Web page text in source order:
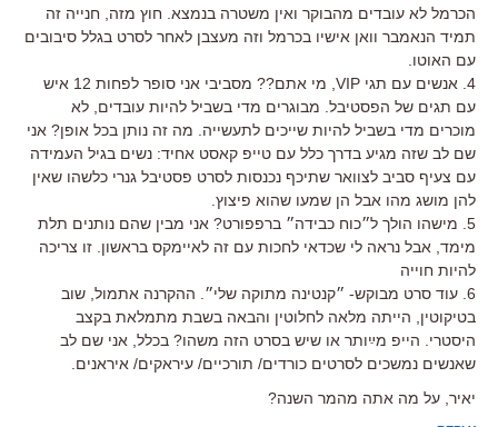
הכרמל לא עובדים מהבוקר ואין משטרה בנמצא. חוץ מזה, חנייה זה
תמיד הנאמבר וואן אישיו בכרמל וזה מעצבן לאחר לסרט בגלל סיבובים
עם האוטו.
4. אנשים עם תגי VIP, מי אתם?? מסביבי אני סופר לפחות 12 איש
עם תגים של הפסטיבל. מבוגרים מדי בשביל להיות עובדים, לא
מוכרים מדי בשביל להיות שייכים לתעשייה. מה זה נותן בכל אופן? אני
שם לב שזה מגיע בדרך כלל עם טייפ קאסט אחיד: נשים בגיל העמידה
עם צעיף סביב לצוואר שתיכף נכנסות לסרט פסטיבל גנרי כלשהו שאין
להן מושג מהו אבל הן שמעו שהוא פיצוץ.
5. מישהו הולך ל״כוח כבידה״ ברפפורט? אני מבין שהם נותנים תלת
מימד, אבל נראה לי שכדאי לחכות עם זה לאיימקס בראשון. זו צריכה
להיות חוייה
6. עוד סרט מבוקש- ״קנטינה מתוקה שלי״. ההקרנה אתמול, שוב
בטיקוטין, הייתה מלאה לחלוטין והבאה בשבת מתמלאת בקצב
היסטרי. הייפ מײַותר או שיש בסרט הזה משהו? בכלל, אני שם לב
שאנשים נמשכים לסרטים כורדים/ תורכיים/ עיראקים/ איראנים.
יאיר, על מה אתה מהמר השנה?